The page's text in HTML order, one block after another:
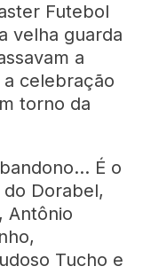
Futebol
velha guarda
a
celebração
torno da
É o
Dorabel,
Antônio
Tucho e